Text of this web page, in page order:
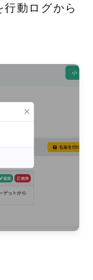
行動ログから